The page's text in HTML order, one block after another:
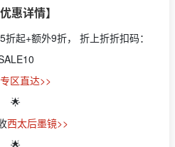
惠详情】
起+额外9折， 折上折折扣码：
区直达>>
🌟
西太后墨镜>>